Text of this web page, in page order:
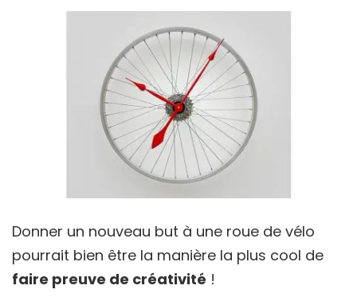
Donner un nouveau but à une roue de vélo
pourrait bien être la manière la plus cool de
faire preuve de créativité !